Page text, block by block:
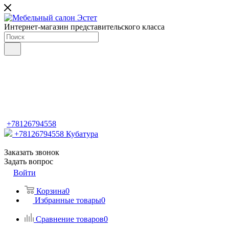
Интернет-магазин представительского класса
+78126794558
+78126794558 Кубатура
Заказать звонок
Задать вопрос
Войти
Корзина0
Избранные товары0
Сравнение товаров0